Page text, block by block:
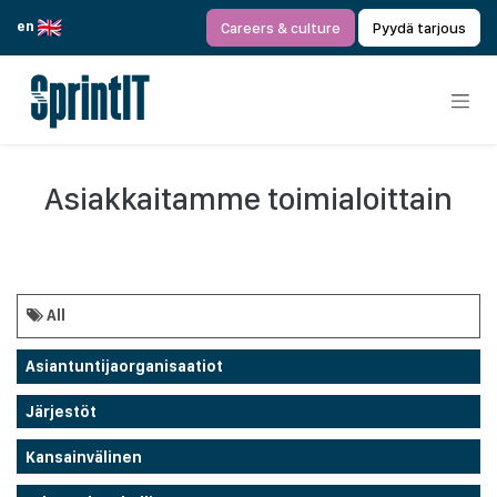
en
Careers & culture Pyydä tarjous
Asiakkaitamme toimialoittain
All
Asiantuntijaorganisaatiot
Järjestöt
Kansainvälinen